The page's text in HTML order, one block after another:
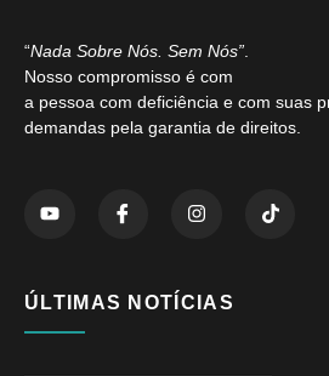
“Nada Sobre Nós. Sem Nós”
Nosso compromisso é com
a pessoa com deficiência e com suas
demandas pela garantia de direitos.
ÚLTIMAS NOTÍCIAS